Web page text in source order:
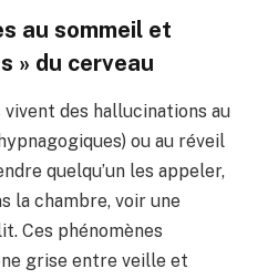
au sommeil et
» du cerveau
vivent des hallucinations au
ou au réveil
quelqu’un les appeler,
la chambre, voir une
Ces phénomènes
grise entre veille et